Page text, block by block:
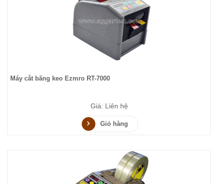
Máy cắt băng keo Ezmro RT-7000
Giá: Liên hệ
Giỏ hàng